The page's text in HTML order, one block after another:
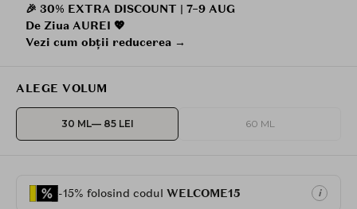
🎉 30% EXTRA DISCOUNT | 7–9 AUG
De Ziua AUREI 💖
Vezi cum obții reducerea →
ALEGE VOLUM
30 ML— 85 LEI 60 ML
-15% folosind codul WELCOME15 i